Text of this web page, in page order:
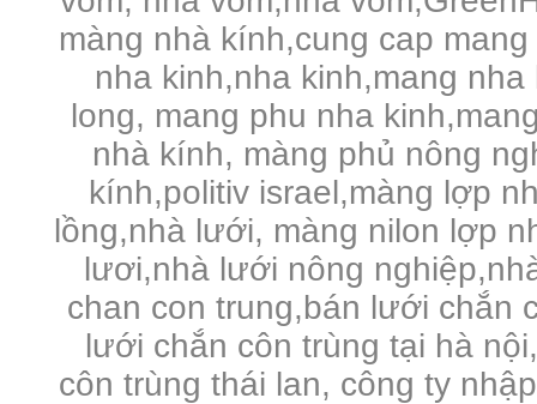
màng nhà kính,cung cap
nha kinh,nha kinh,mang
long, mang phu nha
nhà kính, màng phủ nông
kính,politiv israel,màng lợp
lồng,nhà lưới, màng nilon lợp
lươi,nhà lưới nông
chan con trung,bán lưới chắn
lưới chắn côn trùng tại hà
côn trùng thái lan, công ty